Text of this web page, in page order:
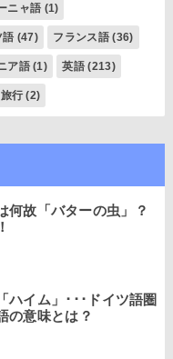
ニャ語 (1)
語 (47) フランス語 (36)
ア語 (1) 英語 (213)
旅行 (2)
故「バターの虫」？
ハイム」･･･ドイツ語圏
の意味とは？